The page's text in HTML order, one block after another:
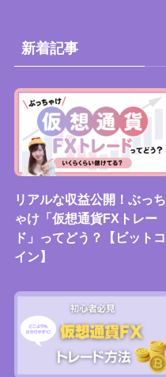
新着記事
リアルな収益公開！ぶっち
ゃけ「仮想通貨FXトレー
ド」ってどう？【ビットコ
イン】